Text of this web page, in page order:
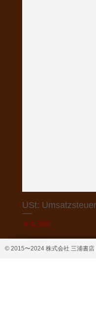
USt:
価格
￥4,368
© 2015〜2024 株式会社 三浦書